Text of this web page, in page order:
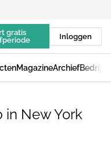
gratis
Inloggen
MagazineArchief
in New York